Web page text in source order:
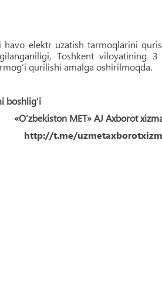
havo elektr uzatish tarmoqlarini
Toshkent viloyatining
qurilishi amalga oshirilmoqda.
boshlig‘i
«O‘zbekiston MET» AJ Axborot
http://t.me/